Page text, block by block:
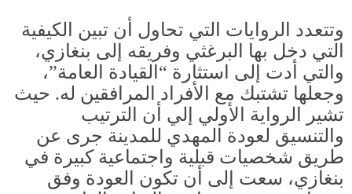
وتتعدد الروايات التي تحاول أن تبين الكيفية
التي دخل بها البرغثي وفريقه إلى بنغازي،
والتي أدت إلى استثارة “القيادة العامة”،
وجعلها تشتبك مع الأفراد المرافقين له. حيث
تشير الرواية الأولي إلي أن الترتيب
والتنسيق لعودة المهدي للمدينة جرى عن
طريق شخصيات قبلية واجتماعية كبيرة في
بنغازي، سعت إلى أن تكون العودة وفق